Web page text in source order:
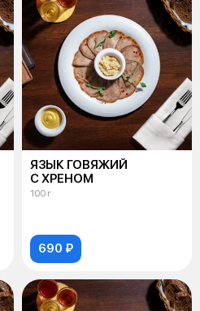
ЯЗЫК ГОВЯЖИЙ
С ХРЕНОМ
100 г
690 ₽